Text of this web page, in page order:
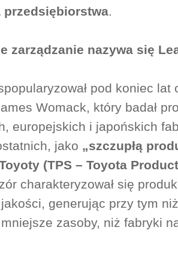
przedsiębiorstwa.
zarządzanie nazywa się
pod koniec lat
Womack, który badał
europejskich i japońskich
jako „szczupłą
(TPS – Toyota
charakteryzował się
generując przy tym
zasoby, niż fabryki